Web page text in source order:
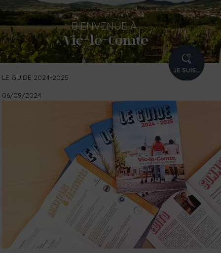
BIENVENUEÀ
Vic-le-Comte
PROFIL
LE GUIDE 2024-2025
06/09/2024